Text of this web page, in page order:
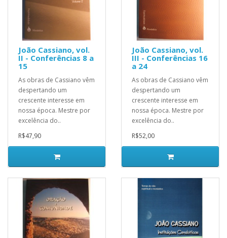
João Cassiano, vol.
II - Conferências 8 a
15
As obras de Cassiano vêm
despertando um
crescente interesse em
nossa época. Mestre por
excelência do..
R$47,90
João Cassiano, vol.
III - Conferências 16
a 24
As obras de Cassiano vêm
despertando um
crescente interesse em
nossa época. Mestre por
excelência do..
R$52,00